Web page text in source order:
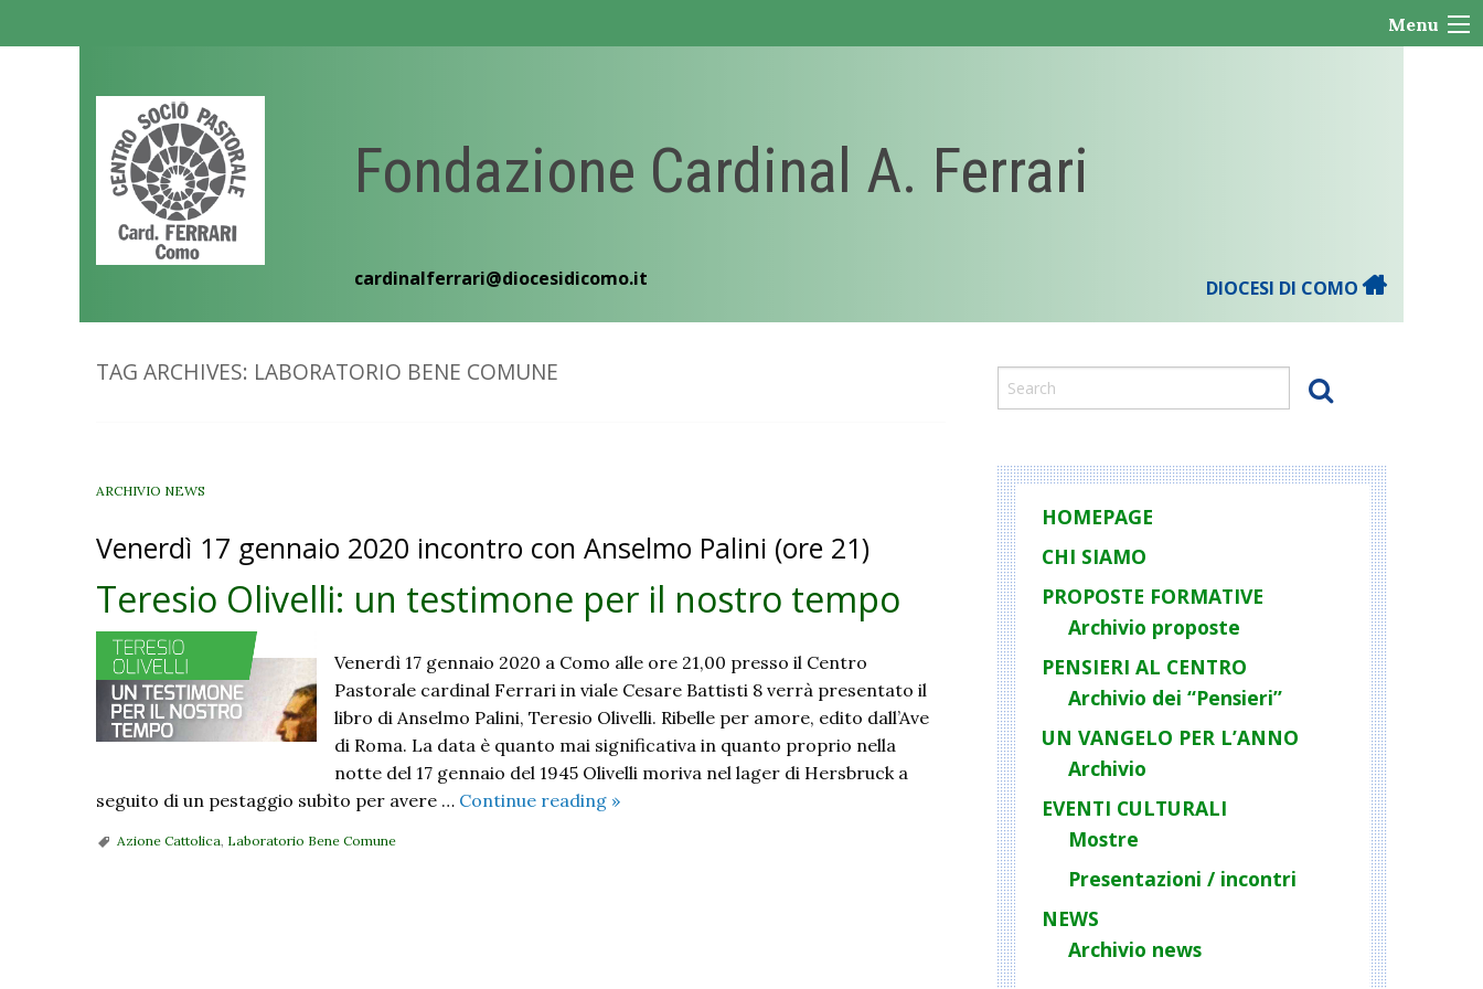
Menu
Fondazione Cardinal A. Ferrari
cardinalferrari@diocesidicomo.it DIOCESI DI COMO
TAG ARCHIVES: LABORATORIO BENE COMUNE
ARCHIVIO NEWS
Venerdì 17 gennaio 2020 incontro con Anselmo Palini (ore 21)
Teresio Olivelli: un testimone per il nostro tempo
Venerdì 17 gennaio 2020 a Como alle ore 21,00 presso il Centro
Pastorale cardinal Ferrari in viale Cesare Battisti 8 verrà presentato il
libro di Anselmo Palini, Teresio Olivelli. Ribelle per amore, edito dall’Ave
di Roma. La data è quanto mai significativa in quanto proprio nella
notte del 17 gennaio del 1945 Olivelli moriva nel lager di Hersbruck a
seguito di un pestaggio subìto per avere … Continue reading Teresio
»
Azione Cattolica, Laboratorio Bene Comune
HOMEPAGE
CHI SIAMO
PROPOSTE FORMATIVE
Archivio proposte
PENSIERI AL CENTRO
Archivio dei “Pensieri”
UN VANGELO PER L’ANNO
Archivio
EVENTI CULTURALI
Mostre
Presentazioni / incontri
NEWS
Archivio news